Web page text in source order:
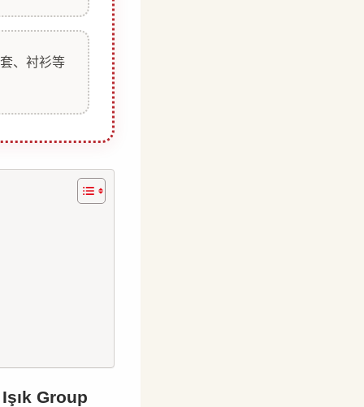
、衬衫等
Group